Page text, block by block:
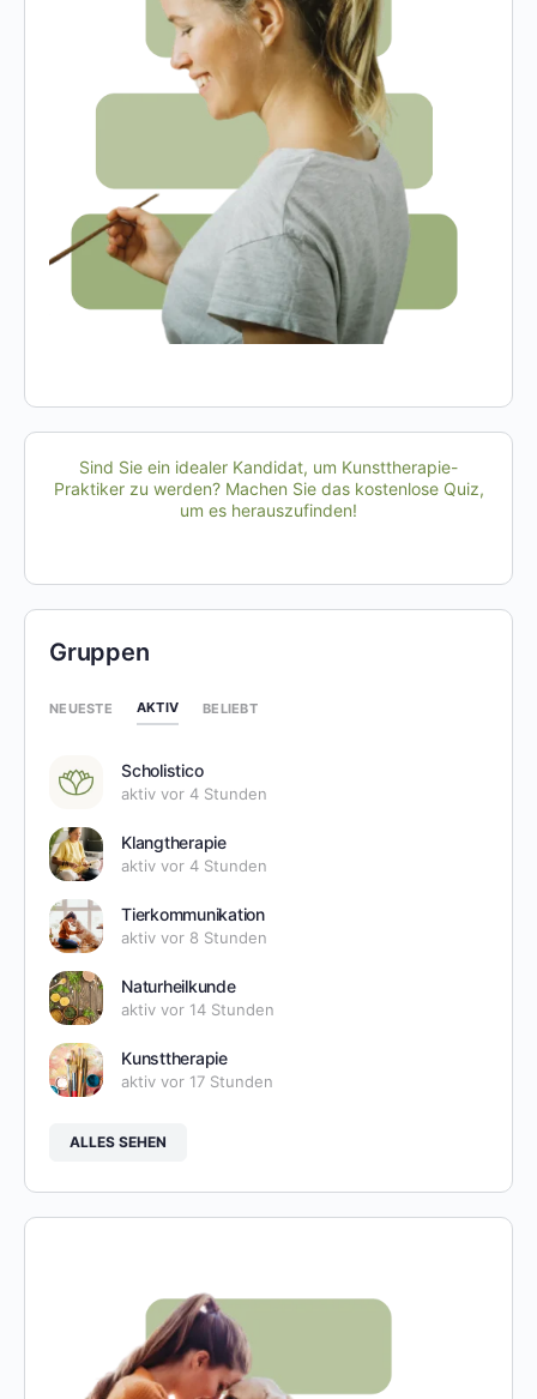
Sind Sie ein idealer Kandidat, um Kunsttherapie-
Praktiker zu werden? Machen Sie das kostenlose Quiz,
um es herauszufinden!
Gruppen
NEUESTE AKTIV BELIEBT
Scholistico
aktiv vor 4 Stunden
Klangtherapie
aktiv vor 4 Stunden
Tierkommunikation
aktiv vor 8 Stunden
Naturheilkunde
aktiv vor 14 Stunden
Kunsttherapie
aktiv vor 17 Stunden
ALLES SEHEN